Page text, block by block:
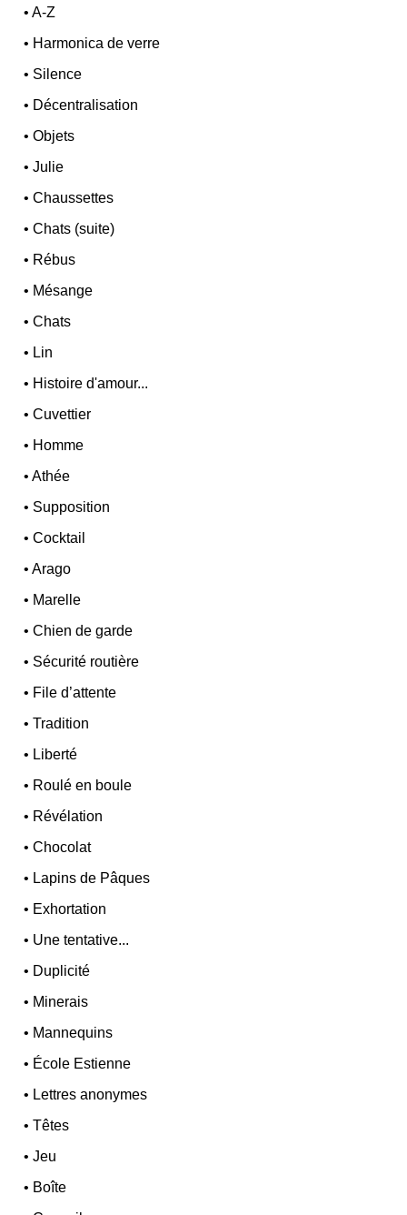
•A-Z
• Harmonica de verre
• Silence
• Décentralisation
•Objets
•Julie
•Chaussettes
•Chats (suite)
• Rébus
• Mésange
•Chats
• Lin
• Histoire d'amour...
•Cuvettier
• Homme
•Athée
• Supposition
•Cocktail
•Arago
• Marelle
•Chien de garde
• Sécurité routière
• File d’attente
•Tradition
• Liberté
• Roulé en boule
• Révélation
•Chocolat
• Lapins de Pâques
• Exhortation
• Une tentative...
• Duplicité
• Minerais
• Mannequins
• École Estienne
• Lettres anonymes
•Têtes
•Jeu
• Boîte